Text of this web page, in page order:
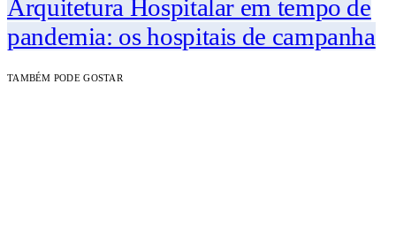
Arquitetura Hospitalar em tempo de
pandemia: os hospitais de campanha
TAMBÉM PODE GOSTAR